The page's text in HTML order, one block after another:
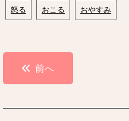
怒る おこる おやすみ
投
稿
ナ
前へ